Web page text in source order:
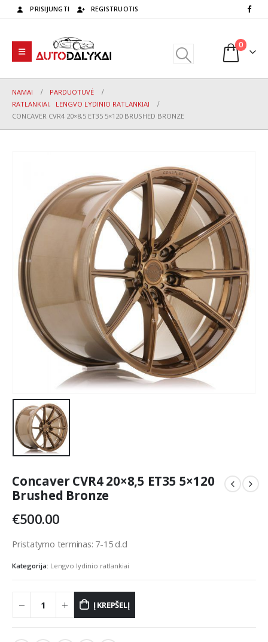
PRISIJUNGTI REGISTRUOTIS
0
NAMAI
PARDUOTUVĖ
RATLANKIAI,
LENGVO LYDINIO RATLANKIAI
CONCAVER CVR4 20×8,5 ET35 5×120 BRUSHED BRONZE
Concaver CVR4 20×8,5 ET35 5×120
Brushed Bronze
€500.00
Pristatymo terminas: 7-15 d.d
Kategorija: Lengvo lydinio ratlankiai
Į KREPŠELĮ